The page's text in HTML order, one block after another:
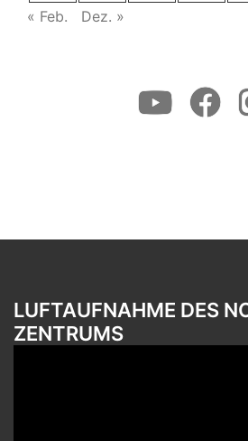
« Feb. Dez. »
Youtube
LUFTAUFNAHME DES
ZENTRUMS